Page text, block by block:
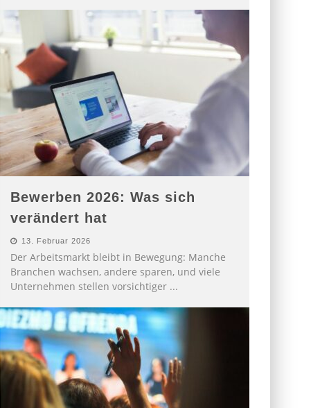
Bewerben 2026: Was sich
verändert hat
13. Februar 2026
Der Arbeitsmarkt bleibt in Bewegung: Manche
Branchen wachsen, andere sparen, und viele
Unternehmen stellen vorsichtiger ...